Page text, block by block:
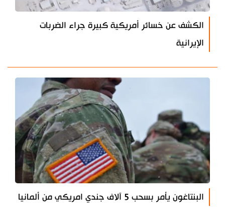
الكشف عن خسائر أمريكية كبيرة جراء الضربات
الإيرانية
البنتاغون يأمر بسحب 5 آلاف جندي امريكي من ألمانيا